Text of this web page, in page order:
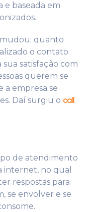
e baseada em
quanto
o contato
satisfação com
querem se
a empresa se
Daí surgiu o call
de atendimento
internet, no qual
respostas para
se envolver e se